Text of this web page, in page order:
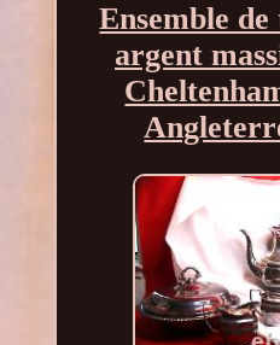
Ensemble
argent